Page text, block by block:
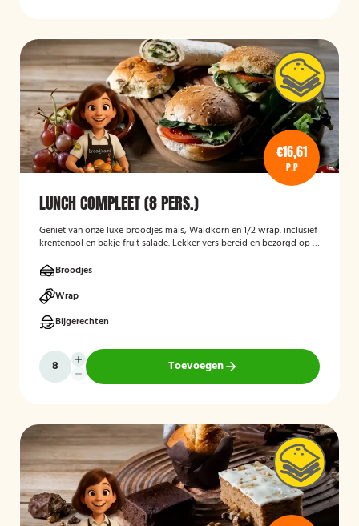
€16,61
P.P
LUNCH COMPLEET (8 PERS.)
Geniet van onze luxe broodjes mais, Waldkorn en 1/2 wrap. inclusief
krentenbol en bakje fruit salade. Lekker vers bereid en bezorgd op je
Broodjes
Wrap
Bijgerechten
Toevoegen